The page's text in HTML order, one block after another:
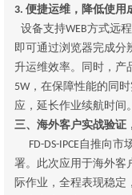
3. 便捷运维，降低使用
设备支持WEB方式远
即可通过浏览器完成分
升运维效率。同时，产
5W，在保障性能的同
应，延长作业续航时间。
三、海外客户实战验证
FD-DS-IPCE自推向市
署。此次应用于海外客
际作业，全程表现稳定